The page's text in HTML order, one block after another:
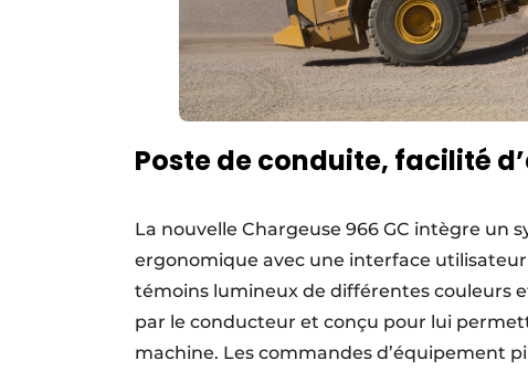
Poste de conduite, facilité
La nouvelle Chargeuse 966 GC intègre un
ergonomique avec une interface
témoins lumineux de différentes couleurs
par le conducteur et conçu pour lui
machine. Les commandes d’équipement